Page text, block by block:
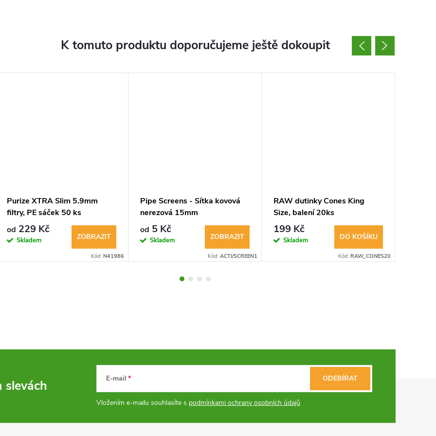
K tomuto produktu doporučujeme ještě dokoupit
Purize XTRA Slim 5.9mm
filtry, PE sáček 50 ks
od 229 Kč
Skladem ZOBRAZIT
Kód: N41986
Pipe Screens - Sítka kovová
nerezová 15mm
od 5 Kč
Skladem ZOBRAZIT
Kód: ACTI/SCREEN1
RAW dutinky Cones King
Size, balení 20ks
199 Kč
Skladem DO KOŠÍKU
Kód: RAW_CONES20
slevách E-mail
Vložením e-mailu souhlasíte s podmínkami ochrany osobních údajů
ODEBÍRAT